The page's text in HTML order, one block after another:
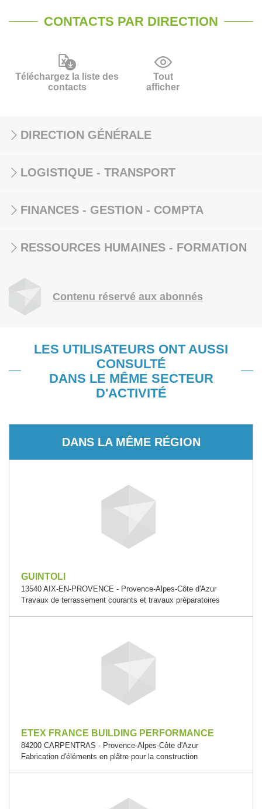
CONTACTS PAR DIRECTION
Téléchargez la liste des
contacts
Tout
afficher
DIRECTION GÉNÉRALE
LOGISTIQUE - TRANSPORT
FINANCES - GESTION - COMPTA
RESSOURCES HUMAINES - FORMATION
Contenu réservé aux abonnés
LES UTILISATEURS ONT AUSSI
CONSULTÉ
DANS LE MÊME SECTEUR
D'ACTIVITÉ
DANS LA MÊME RÉGION
GUINTOLI
13540 AIX-EN-PROVENCE - Provence-Alpes-Côte d'Azur
Travaux de terrassement courants et travaux préparatoires
ETEX FRANCE BUILDING PERFORMANCE
84200 CARPENTRAS - Provence-Alpes-Côte d'Azur
Fabrication d'éléments en plâtre pour la construction